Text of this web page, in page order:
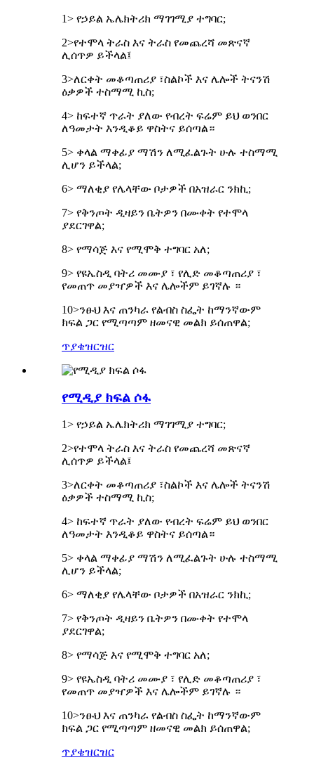
1> የኃይል ኤሌክትሪክ ማገገሚያ ተግባር;
2>የተሞላ ትራስ እና ትራስ የመጨረሻ መጽናኛ
ሊሰጥዎ ይችላል፤
3>ለርቀት መቆጣጠሪያ ፣ስልኮች እና ሌሎች ትናንሽ
ዕቃዎች ተስማሚ ኪስ;
4> ከፍተኛ ጥራት ያለው የብረት ፍሬም ይህ ወንበር
ለዓመታት እንዲቆይ ዋስትና ይሰጣል።
5> ቀላል ማቀፊያ ማሽን ለሚፈልጉት ሁሉ ተስማሚ
ሊሆን ይችላል;
6> ማለቂያ የሌላቸው ቦታዎች በአዝራር ንክኪ;
7> የቅንጦት ዲዛይን ቤትዎን በሙቀት የተሞላ
ያደርገዋል;
8> የማሳጅ እና የሚሞቅ ተግባር አለ;
9> የዩኤስዲ ባትሪ መሙያ ፣ የሊድ መቆጣጠሪያ ፣
የመጠጥ መያዣዎች እና ሌሎችም ይገኛሉ ።
10>ንፁህ እና ጠንካራ የልብስ ስፌት ከማንኛውም
ክፍል ጋር የሚጣጣም ዘመናዊ መልክ ይሰጠዋል;
ጥያቄዝርዝር
የሚዲያ ክፍል ሶፋ
1> የኃይል ኤሌክትሪክ ማገገሚያ ተግባር;
2>የተሞላ ትራስ እና ትራስ የመጨረሻ መጽናኛ
ሊሰጥዎ ይችላል፤
3>ለርቀት መቆጣጠሪያ ፣ስልኮች እና ሌሎች ትናንሽ
ዕቃዎች ተስማሚ ኪስ;
4> ከፍተኛ ጥራት ያለው የብረት ፍሬም ይህ ወንበር
ለዓመታት እንዲቆይ ዋስትና ይሰጣል።
5> ቀላል ማቀፊያ ማሽን ለሚፈልጉት ሁሉ ተስማሚ
ሊሆን ይችላል;
6> ማለቂያ የሌላቸው ቦታዎች በአዝራር ንክኪ;
7> የቅንጦት ዲዛይን ቤትዎን በሙቀት የተሞላ
ያደርገዋል;
8> የማሳጅ እና የሚሞቅ ተግባር አለ;
9> የዩኤስዲ ባትሪ መሙያ ፣ የሊድ መቆጣጠሪያ ፣
የመጠጥ መያዣዎች እና ሌሎችም ይገኛሉ ።
10>ንፁህ እና ጠንካራ የልብስ ስፌት ከማንኛውም
ክፍል ጋር የሚጣጣም ዘመናዊ መልክ ይሰጠዋል;
ጥያቄዝርዝር